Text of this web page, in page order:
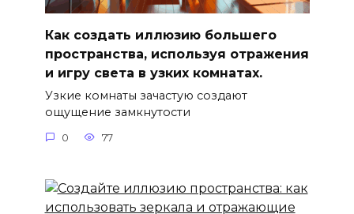
Как создать иллюзию большего
пространства, используя отражения
и игру света в узких комнатах.
Узкие комнаты зачастую создают
ощущение замкнутости
0 77